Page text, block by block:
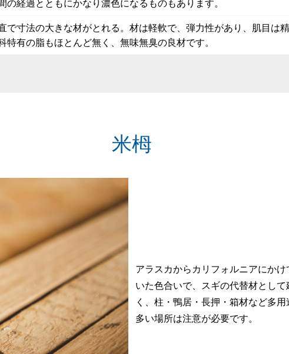
の経過とともにかなり濃色になるものもあります。
で寸法の大きな材がとれる。材は軽軟で、弾力性があり、肌目は
特有の脂もほとんど無く、無味無臭の良材です。
米栂
アラスカからカリフォルニアにか
いた色合いで、スギの代替材とし
く、柱・鴨居・長押・箱材など多
多い場所は注意が必要です。